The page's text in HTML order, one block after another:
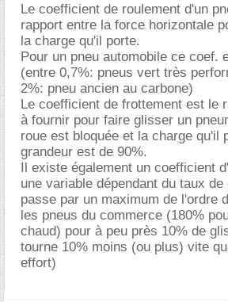
Le coefficient de roulement d'un
rapport entre la force horizontale
la charge qu'il porte.
Pour un pneu automobile ce coef.
(entre 0,7%: pneus vert très
2%: pneu ancien au carbone)
Le coefficient de frottement est le
à fournir pour faire glisser un
roue est bloquée et la charge qu'il
grandeur est de 90%.
Il existe également un coefficient
une variable dépendant du taux
passe par un maximum de l'ordre
les pneus du commerce (180%
chaud) pour à peu près 10% de
tourne 10% moins (ou plus) vite
effort)